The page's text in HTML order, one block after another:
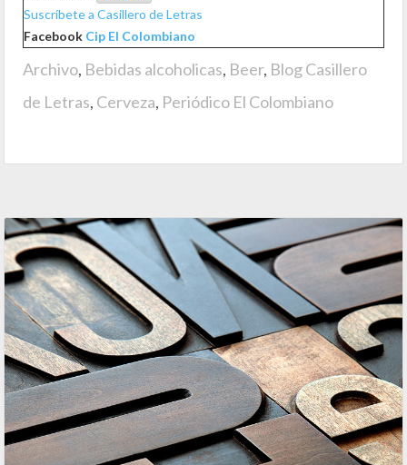
Suscríbete a Casillero de Letras
Facebook Cip El Colombiano
Archivo, Bebidas alcoholicas, Beer, Blog Casillero
de Letras, Cerveza, Periódico El Colombiano